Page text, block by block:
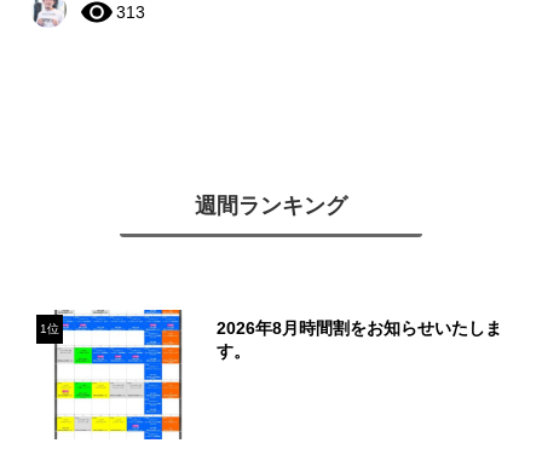
313
週間ランキング
1位
2026年8月時間割をお知らせいたしま
す。